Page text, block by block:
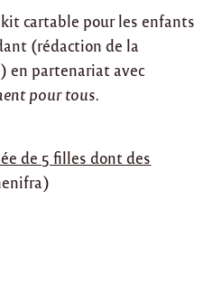
cartable pour les enfants
(rédaction de la
en partenariat avec
pour tous.
de 5 filles dont des